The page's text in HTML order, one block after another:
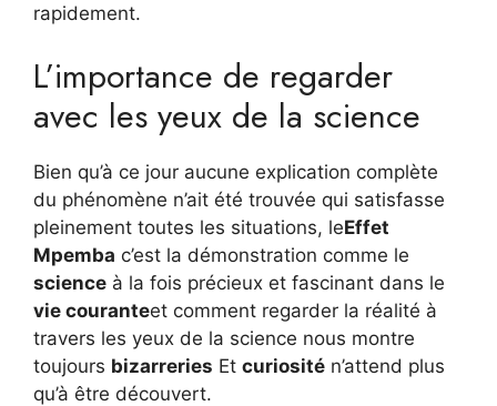
rapidement.
L’importance de regarder
avec les yeux de la science
Bien qu’à ce jour aucune explication complète
du phénomène n’ait été trouvée qui satisfasse
pleinement toutes les situations, leEffet
Mpemba c’est la démonstration comme le
science à la fois précieux et fascinant dans le
vie couranteet comment regarder la réalité à
travers les yeux de la science nous montre
toujours bizarreries Et curiosité n’attend plus
qu’à être découvert.